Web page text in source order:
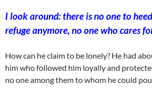
I look around: there is no one to
refuge anymore, no one who cares
How can he claim to be lonely? He had
him who followed him loyally and
no one among them to whom he could